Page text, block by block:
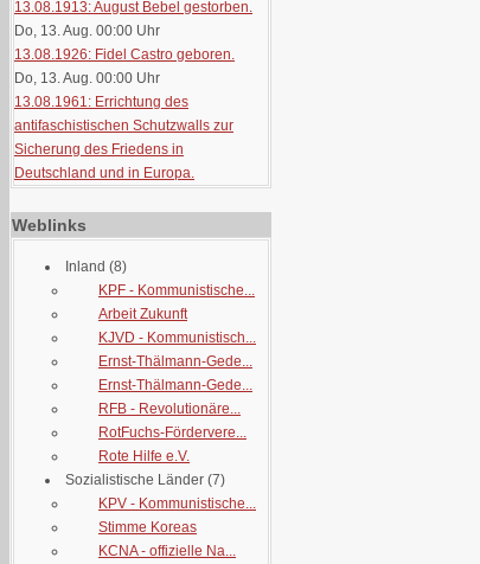
13.08.1913: August Bebel gestorben.
Do, 13. Aug. 00:00 Uhr
13.08.1926: Fidel Castro geboren.
Do, 13. Aug. 00:00 Uhr
13.08.1961: Errichtung des
antifaschistischen Schutzwalls zur
Sicherung des Friedens in
Deutschland und in Europa.
Weblinks
Inland (8)
KPF - Kommunistische...
Arbeit Zukunft
KJVD - Kommunistisch...
Ernst-Thälmann-Gede...
Ernst-Thälmann-Gede...
RFB - Revolutionäre...
RotFuchs-Fördervere...
Rote Hilfe e.V.
Sozialistische Länder (7)
KPV - Kommunistische...
Stimme Koreas
KCNA - offizielle Na...